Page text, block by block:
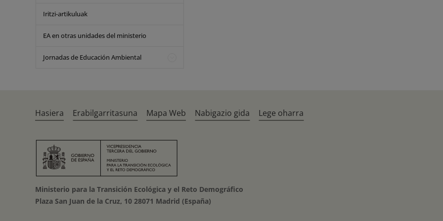
Iritzi-artikuluak
EA en otras unidades del ministerio
Jornadas de Educación Ambiental
Hasiera Erabilgarritasuna Mapa Web Nabigazio gida Lege oharra
Ministerio para la Transición Ecológica y el Reto Demográfico
Plaza San Juan de la Cruz, 10 28071 Madrid (España)